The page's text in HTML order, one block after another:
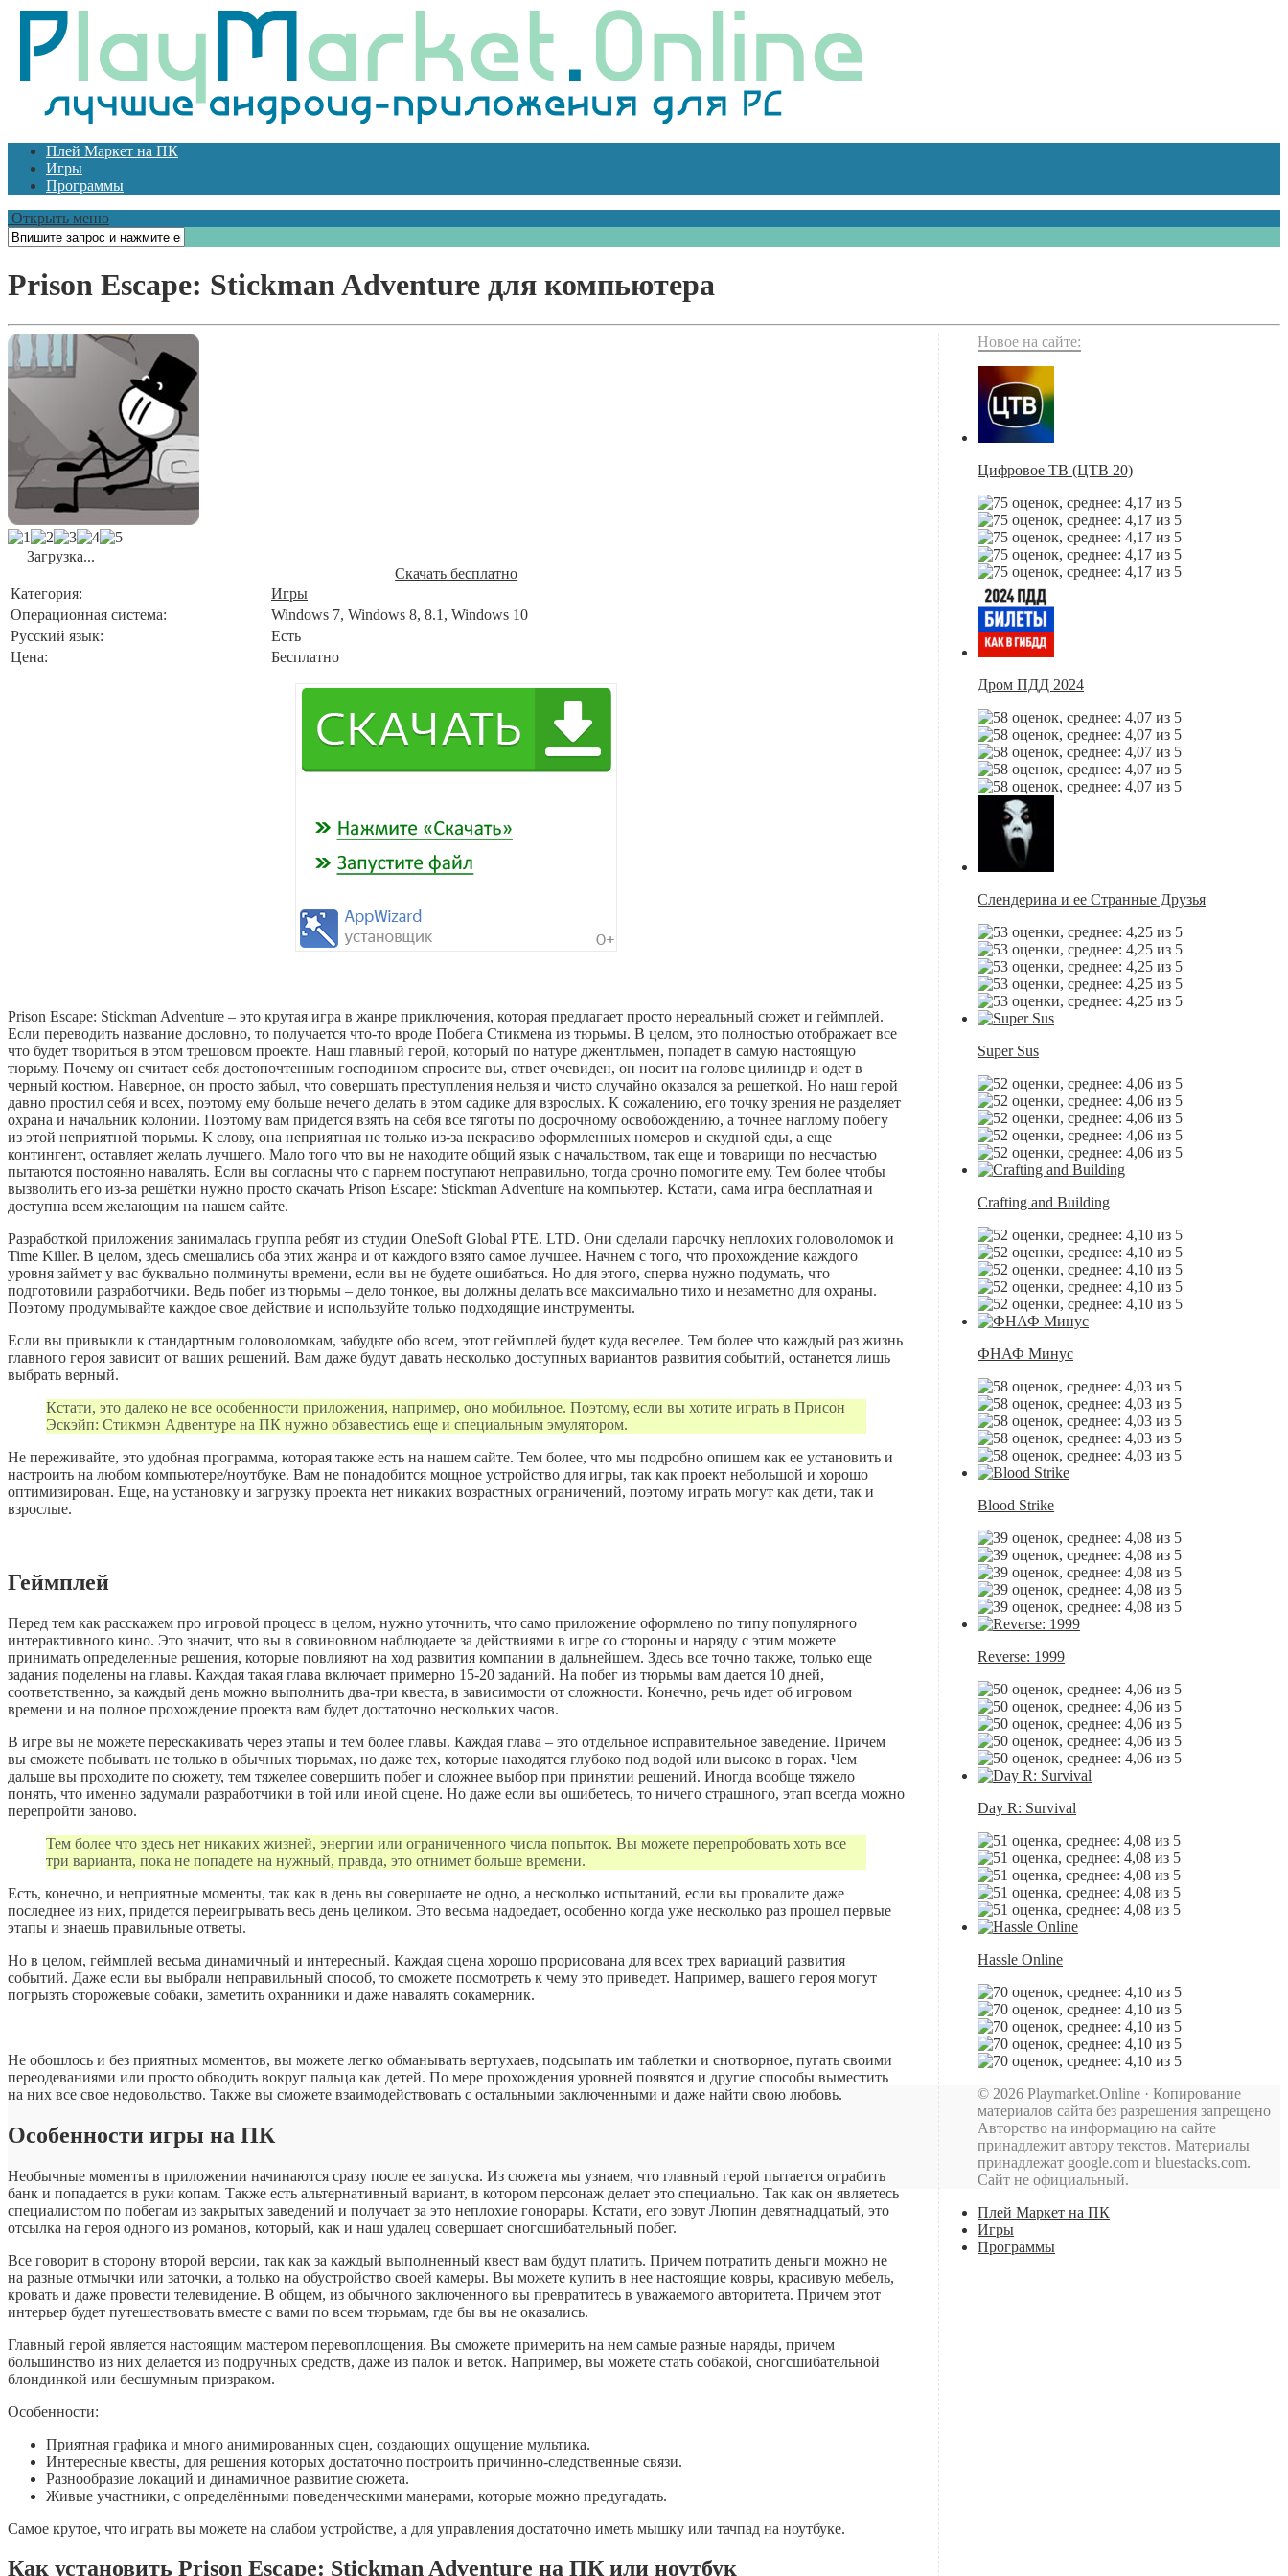
Плей Маркет на ПК
Игры
Программы
Открыть меню
Prison Escape: Stickman Adventure для компьютера
Загрузка...
Скачать бесплатно
Категория:
Игры
Операционная система:
Windows 7, Windows 8, 8.1, Windows 10
Русский язык:
Есть
Цена:
Бесплатно
Prison Escape: Stickman Adventure – это крутая игра в жанре приключения, которая предлагает просто нереальный сюжет и геймплей.
Если переводить название дословно, то получается что-то вроде Побега Стикмена из тюрьмы. В целом, это полностью отображает все
что будет твориться в этом трешовом проекте. Наш главный герой, который по натуре джентльмен, попадет в самую настоящую
тюрьму. Почему он считает себя достопочтенным господином спросите вы, ответ очевиден, он носит на голове цилиндр и одет в
черный костюм. Наверное, он просто забыл, что совершать преступления нельзя и чисто случайно оказался за решеткой. Но наш герой
давно простил себя и всех, поэтому ему больше нечего делать в этом садике для взрослых. К сожалению, его точку зрения не разделяет
охрана и начальник колонии. Поэтому вам придется взять на себя все тяготы по досрочному освобождению, а точнее наглому побегу
из этой неприятной тюрьмы. К слову, она неприятная не только из-за некрасиво оформленных номеров и скудной еды, а еще
контингент, оставляет желать лучшего. Мало того что вы не находите общий язык с начальством, так еще и товарищи по несчастью
пытаются постоянно навалять. Если вы согласны что с парнем поступают неправильно, тогда срочно помогите ему. Тем более чтобы
вызволить его из-за решётки нужно просто скачать Prison Escape: Stickman Adventure на компьютер. Кстати, сама игра бесплатная и
доступна всем желающим на нашем сайте.
Разработкой приложения занималась группа ребят из студии OneSoft Global PTE. LTD. Они сделали парочку неплохих головоломок и
Time Killer. В целом, здесь смешались оба этих жанра и от каждого взято самое лучшее. Начнем с того, что прохождение каждого
уровня займет у вас буквально полминуты времени, если вы не будете ошибаться. Но для этого, сперва нужно подумать, что
подготовили разработчики. Ведь побег из тюрьмы – дело тонкое, вы должны делать все максимально тихо и незаметно для охраны.
Поэтому продумывайте каждое свое действие и используйте только подходящие инструменты.
Если вы привыкли к стандартным головоломкам, забудьте обо всем, этот геймплей будет куда веселее. Тем более что каждый раз жизнь
главного героя зависит от ваших решений. Вам даже будут давать несколько доступных вариантов развития событий, останется лишь
выбрать верный.
Кстати, это далеко не все особенности приложения, например, оно мобильное. Поэтому, если вы хотите играть в Присон
Эскэйп: Стикмэн Адвентуре на ПК нужно обзавестись еще и специальным эмулятором.
Не переживайте, это удобная программа, которая также есть на нашем сайте. Тем более, что мы подробно опишем как ее установить и
настроить на любом компьютере/ноутбуке. Вам не понадобится мощное устройство для игры, так как проект небольшой и хорошо
оптимизирован. Еще, на установку и загрузку проекта нет никаких возрастных ограничений, поэтому играть могут как дети, так и
взрослые.
Геймплей
Перед тем как расскажем про игровой процесс в целом, нужно уточнить, что само приложение оформлено по типу популярного
интерактивного кино. Это значит, что вы в совиновном наблюдаете за действиями в игре со стороны и наряду с этим можете
принимать определенные решения, которые повлияют на ход развития компании в дальнейшем. Здесь все точно также, только еще
задания поделены на главы. Каждая такая глава включает примерно 15-20 заданий. На побег из тюрьмы вам дается 10 дней,
соответственно, за каждый день можно выполнить два-три квеста, в зависимости от сложности. Конечно, речь идет об игровом
времени и на полное прохождение проекта вам будет достаточно нескольких часов.
В игре вы не можете перескакивать через этапы и тем более главы. Каждая глава – это отдельное исправительное заведение. Причем
вы сможете побывать не только в обычных тюрьмах, но даже тех, которые находятся глубоко под водой или высоко в горах. Чем
дальше вы проходите по сюжету, тем тяжелее совершить побег и сложнее выбор при принятии решений. Иногда вообще тяжело
понять, что именно задумали разработчики в той или иной сцене. Но даже если вы ошибетесь, то ничего страшного, этап всегда можно
перепройти заново.
Тем более что здесь нет никаких жизней, энергии или ограниченного числа попыток. Вы можете перепробовать хоть все
три варианта, пока не попадете на нужный, правда, это отнимет больше времени.
Есть, конечно, и неприятные моменты, так как в день вы совершаете не одно, а несколько испытаний, если вы провалите даже
последнее из них, придется переигрывать весь день целиком. Это весьма надоедает, особенно когда уже несколько раз прошел первые
этапы и знаешь правильные ответы.
Но в целом, геймплей весьма динамичный и интересный. Каждая сцена хорошо прорисована для всех трех вариаций развития
событий. Даже если вы выбрали неправильный способ, то сможете посмотреть к чему это приведет. Например, вашего героя могут
погрызть сторожевые собаки, заметить охранники и даже навалять сокамерник.
Не обошлось и без приятных моментов, вы можете легко обманывать вертухаев, подсыпать им таблетки и снотворное, пугать своими
переодеваниями или просто обводить вокруг пальца как детей. По мере прохождения уровней появятся и другие способы выместить
на них все свое недовольство. Также вы сможете взаимодействовать с остальными заключенными и даже найти свою любовь.
Особенности игры на ПК
Необычные моменты в приложении начинаются сразу после ее запуска. Из сюжета мы узнаем, что главный герой пытается ограбить
банк и попадается в руки копам. Также есть альтернативный вариант, в котором персонаж делает это специально. Так как он являетесь
специалистом по побегам из закрытых заведений и получает за это неплохие гонорары. Кстати, его зовут Люпин девятнадцатый, это
отсылка на героя одного из романов, который, как и наш удалец совершает сногсшибательный побег.
Все говорит в сторону второй версии, так как за каждый выполненный квест вам будут платить. Причем потратить деньги можно не
на разные отмычки или заточки, а только на обустройство своей камеры. Вы можете купить в нее настоящие ковры, красивую мебель,
кровать и даже провести телевидение. В общем, из обычного заключенного вы превратитесь в уважаемого авторитета. Причем этот
интерьер будет путешествовать вместе с вами по всем тюрьмам, где бы вы не оказались.
Главный герой является настоящим мастером перевоплощения. Вы сможете примерить на нем самые разные наряды, причем
большинство из них делается из подручных средств, даже из палок и веток. Например, вы можете стать собакой, сногсшибательной
блондинкой или бесшумным призраком.
Особенности:
Приятная графика и много анимированных сцен, создающих ощущение мультика.
Интересные квесты, для решения которых достаточно построить причинно-следственные связи.
Разнообразие локаций и динамичное развитие сюжета.
Живые участники, с определёнными поведенческими манерами, которые можно предугадать.
Самое крутое, что играть вы можете на слабом устройстве, а для управления достаточно иметь мышку или тачпад на ноутбуке.
Как установить Prison Escape: Stickman Adventure на ПК или ноутбук
Новое на сайте:
Цифровое ТВ (ЦТВ 20)
Дром ПДД 2024
Слендерина и ее Странные Друзья
Super Sus
Crafting and Building
ФНАФ Минус
Blood Strike
Reverse: 1999
Day R: Survival
Hassle Online
© 2026 Playmarket.Online · Копирование
материалов сайта без разрешения запрещено
Авторство на информацию на сайте
принадлежит автору текстов. Материалы
принадлежат google.com и bluestacks.com.
Сайт не официальный.
Плей Маркет на ПК
Игры
Программы